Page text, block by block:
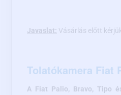
Javaslat: Vásárlás előtt
Tolatókamera Fiat
A Fiat Palio, Bravo, Tipo